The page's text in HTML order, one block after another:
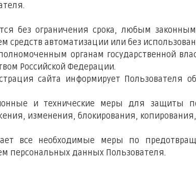
без ограничения срока, любым
автоматизации или без
органам государственной
Российской Федерации.
сайта информирует Пользователя
и технические меры для защиты
изменения, блокирования,
все необходимые меры по
персональных данных Пользователя.